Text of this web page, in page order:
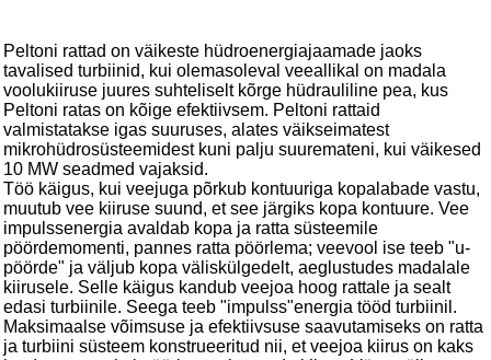
Peltoni rattad on väikeste hüdroenergiajaamade jaoks
tavalised turbiinid, kui olemasoleval veeallikal on madala
voolukiiruse juures suhteliselt kõrge hüdrauliline pea, kus
Peltoni ratas on kõige efektiivsem. Peltoni rattaid
valmistatakse igas suuruses, alates väikseimatest
mikrohüdrosüsteemidest kuni palju suuremateni, kui väikesed
10 MW seadmed vajaksid.
Töö käigus, kui veejuga põrkub kontuuriga kopalabade vastu,
muutub vee kiiruse suund, et see järgiks kopa kontuure. Vee
impulssenergia avaldab kopa ja ratta süsteemile
pöördemomenti, pannes ratta pöörlema; veevool ise teeb "u-
pöörde" ja väljub kopa väliskülgedelt, aeglustudes madalale
kiirusele. Selle käigus kandub veejoa hoog rattale ja sealt
edasi turbiinile. Seega teeb "impulss"energia tööd turbiinil.
Maksimaalse võimsuse ja efektiivsuse saavutamiseks on ratta
ja turbiini süsteem konstrueeritud nii, et veejoa kiirus on kaks